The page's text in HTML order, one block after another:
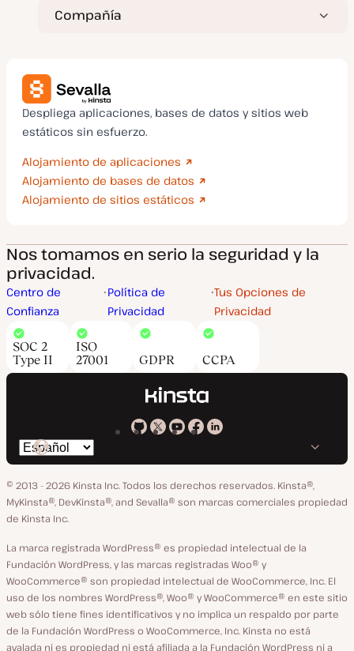
Compañía
Despliega aplicaciones, bases de datos y sitios web
estáticos sin esfuerzo.
Alojamiento de aplicaciones
Alojamiento de bases de datos
Alojamiento de sitios estáticos
Nos tomamos en serio la seguridad y la
privacidad.
Centro de
Confianza
Política de
Privacidad
Tus Opciones de
Privacidad
SOC 2
Type II
ISO
27001
GDPR CCPA
Kinsta
GitHub
Kinsta
X
Kinsta
YouTube
Kinsta
Facebook
Kinsta
LinkedIn
Cambiar
idioma
© 2013 - 2026 Kinsta Inc. Todos los derechos reservados. Kinsta®,
MyKinsta®, DevKinsta®, and Sevalla® son marcas comerciales propiedad
de Kinsta Inc.
La marca registrada WordPress® es propiedad intelectual de la
Fundación WordPress, y las marcas registradas Woo® y
WooCommerce® son propiedad intelectual de WooCommerce, Inc. El
uso de los nombres WordPress®, Woo® y WooCommerce® en este sitio
web sólo tiene fines identificativos y no implica un respaldo por parte
de la Fundación WordPress o WooCommerce, Inc. Kinsta no está
avalada ni es propiedad ni está afiliada a la Fundación WordPress ni a